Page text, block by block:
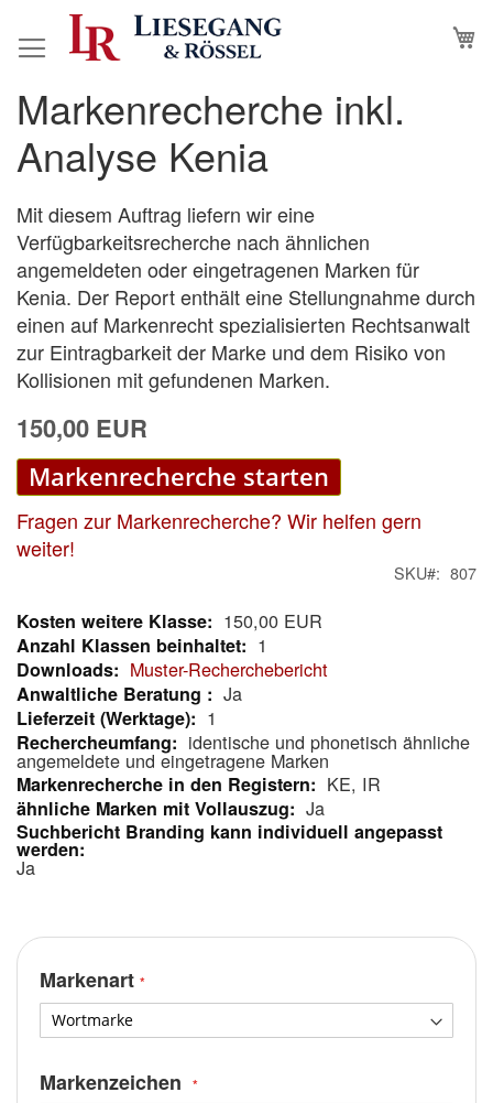
zum
Markenrecherche inkl.
Analyse Kenia
Mit diesem Auftrag liefern wir eine
Verfügbarkeitsrecherche nach ähnlichen
angemeldeten oder eingetragenen Marken für
Kenia. Der Report enthält eine Stellungnahme durch
einen auf Markenrecht spezialisierten Rechtsanwalt
zur Eintragbarkeit der Marke und dem Risiko von
Kollisionen mit gefundenen Marken.
150,00 EUR
Markenrecherche starten
Fragen zur Markenrecherche? Wir helfen gern
weiter!
SKU 807
Mehr
Informationen
150,00 EUR
1
Muster-Recherchebericht
Ja
1
identische und phonetisch ähnliche
angemeldete und eingetragene Marken
KE, IR
Ja
Ja
Zum
Ende
der
Bildergalerie
springen
Zum
Anfang
der
Bildergalerie
springen
Markenart
Markenzeichen